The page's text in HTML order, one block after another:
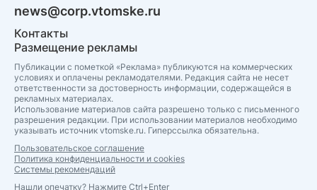
news@corp.vtomske.ru
Контакты
Размещение рекламы
Публикации с пометкой «Реклама» публикуются на коммерческих
условиях и оплачены рекламодателями. Редакция сайта не несет
ответственности за достоверность информации, содержащейся в
рекламных материалах.
Использование материалов сайта разрешено только с письменного
разрешения редакции. При использовании материалов необходимо
указывать источник vtomske.ru. Гиперссылка обязательна.
Пользовательское соглашение
Политика конфиденциальности и cookies
Системы рекомендаций
Нашли опечатку? Нажмите Ctrl+Enter